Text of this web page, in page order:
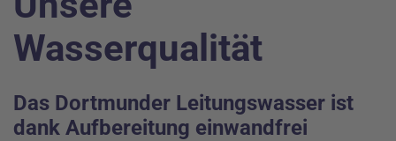
Wasserqualität
Das Dortmunder Leitungswasser ist
dank Aufbereitung einwandfrei